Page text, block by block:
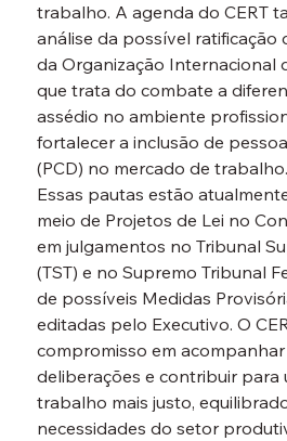
trabalho. A agenda do CERT
análise da possível ratificação
da Organização Internacional
que trata do combate a
assédio no ambiente
fortalecer a inclusão de
(PCD) no mercado de trabalho.
Essas pautas estão
meio de Projetos de Lei no
em julgamentos no Tribunal
(TST) e no Supremo Tribunal
de possíveis Medidas
editadas pelo Executivo. O
compromisso em
deliberações e contribuir para
trabalho mais justo,
necessidades do setor